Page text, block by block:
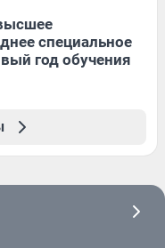
специальное
год обучения